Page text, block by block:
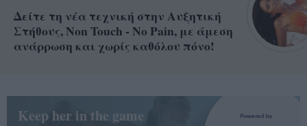
Δείτε τη νέα τεχνική στην Αυξητική
Στήθους, Non Touch - No Pain, με άμεση
ανάρρωση και χωρίς καθόλου πόνο!
Keep her in the game